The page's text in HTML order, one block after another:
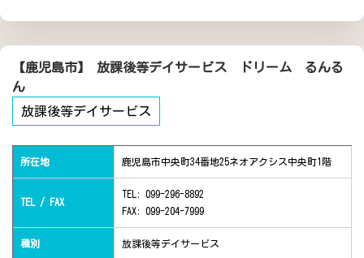
【鹿児島市】 放課後等デイサービス ドリーム るんる
ん
放課後等デイサービス
所在地 鹿児島市中央町34番地25ネオアクシス中央町1階
TEL / FAX
TEL: 099-296-8892
FAX: 099-204-7999
種別 放課後等デイサービス